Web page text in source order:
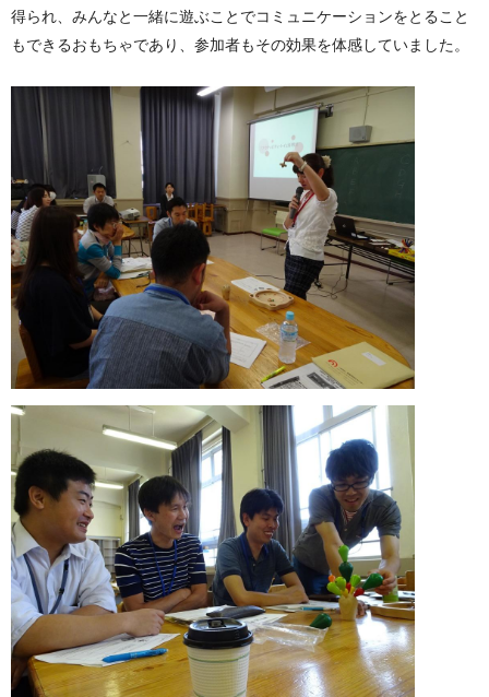
得られ、みんなと一緒に遊ぶことでコミュニケーションをとること
もできるおもちゃであり、参加者もその効果を体感していました。